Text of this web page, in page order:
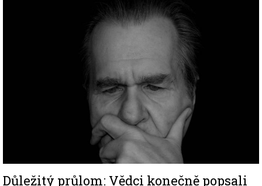
Důležitý průlom: Vědci konečně popsali